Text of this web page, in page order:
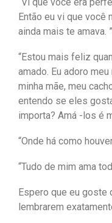
Então eu vi que você
ainda mais te amava.
“Estou mais feliz
amado. Eu adoro
minha mãe, meu
entendo se eles
importa? Amá -los é
“Onde há como
“Tudo de mim ama
Espero que eu goste
lembrarem